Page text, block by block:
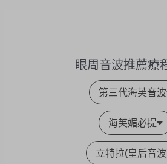
眼周音波推薦療
第三代海芙音波
海芙媚必提
立特拉(皇后音